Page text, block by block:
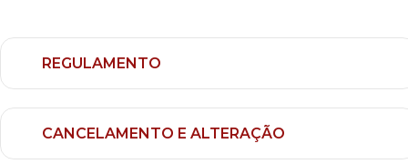
REGULAMENTO
CANCELAMENTO E ALTERAÇÃO